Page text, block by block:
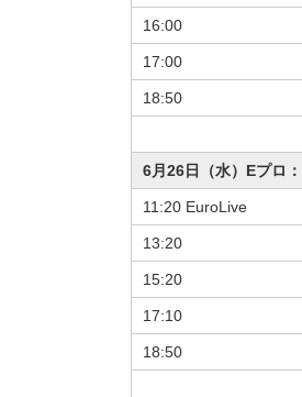
16:00
17:00
18:50
6月26日（水）
11:20 EuroLive
13:20
15:20
17:10
18:50